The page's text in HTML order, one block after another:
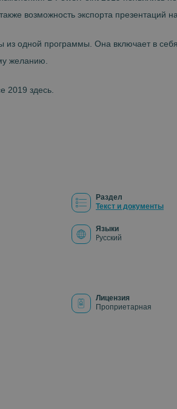
возможность экспорта презентаций
из одной программы. Она включает в
желанию.
2019 здесь.
Раздел
Текст и документы
Языки
Pусский
Лицензия
Проприетарная